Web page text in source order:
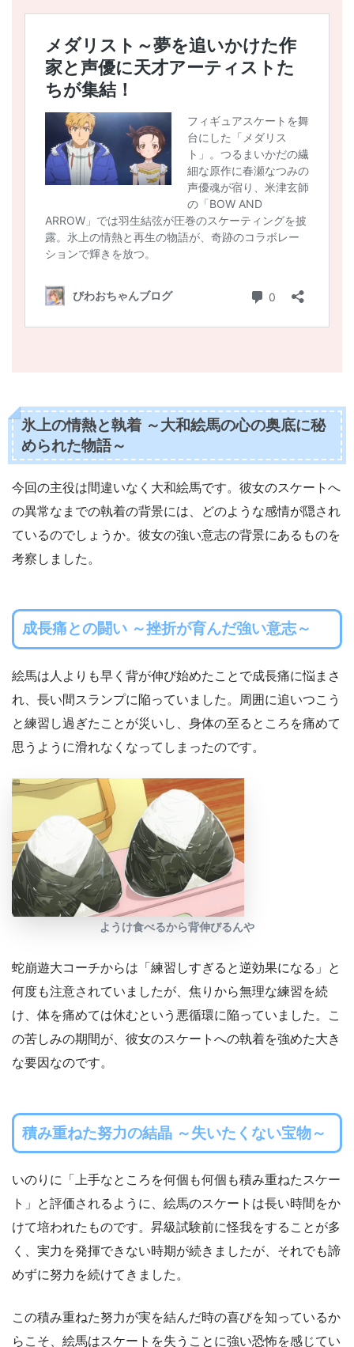
氷上の情熱と執着 ～大和絵馬の心の奥底に秘
められた物語～
今回の主役は間違いなく大和絵馬です。彼女のスケートへ
の異常なまでの執着の背景には、どのような感情が隠され
ているのでしょうか。彼女の強い意志の背景にあるものを
考察しました。
成長痛との闘い ～挫折が育んだ強い意志～
絵馬は人よりも早く背が伸び始めたことで成長痛に悩まさ
れ、長い間スランプに陥っていました。周囲に追いつこう
と練習し過ぎたことが災いし、身体の至るところを痛めて
思うように滑れなくなってしまったのです。
ようけ食べるから背伸びるんや
蛇崩遊大コーチからは「練習しすぎると逆効果になる」と
何度も注意されていましたが、焦りから無理な練習を続
け、体を痛めては休むという悪循環に陥っていました。こ
の苦しみの期間が、彼女のスケートへの執着を強めた大き
な要因なのです。
積み重ねた努力の結晶 ～失いたくない宝物～
いのりに「上手なところを何個も何個も積み重ねたスケー
ト」と評価されるように、絵馬のスケートは長い時間をか
けて培われたものです。昇級試験前に怪我をすることが多
く、実力を発揮できない時期が続きましたが、それでも諦
めずに努力を続けてきました。
この積み重ねた努力が実を結んだ時の喜びを知っているか
らこそ、絵馬はスケートを失うことに強い恐怖を感じてい